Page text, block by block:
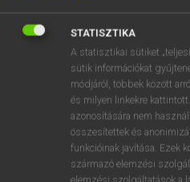
Díjmentes angol
fn/mn kígyóbőr
⚲ snakeskinkeresése
STATISZTIKA
A statisztikai sütiket
sütik információkat
módjáról, többek között
és milyen linkekre
azonosítására nem
összesítettek és
funkcióinak javítása. Ezek
származó elemzési
elemzési szolgáltatások a
r t z u i
k l
n m ,